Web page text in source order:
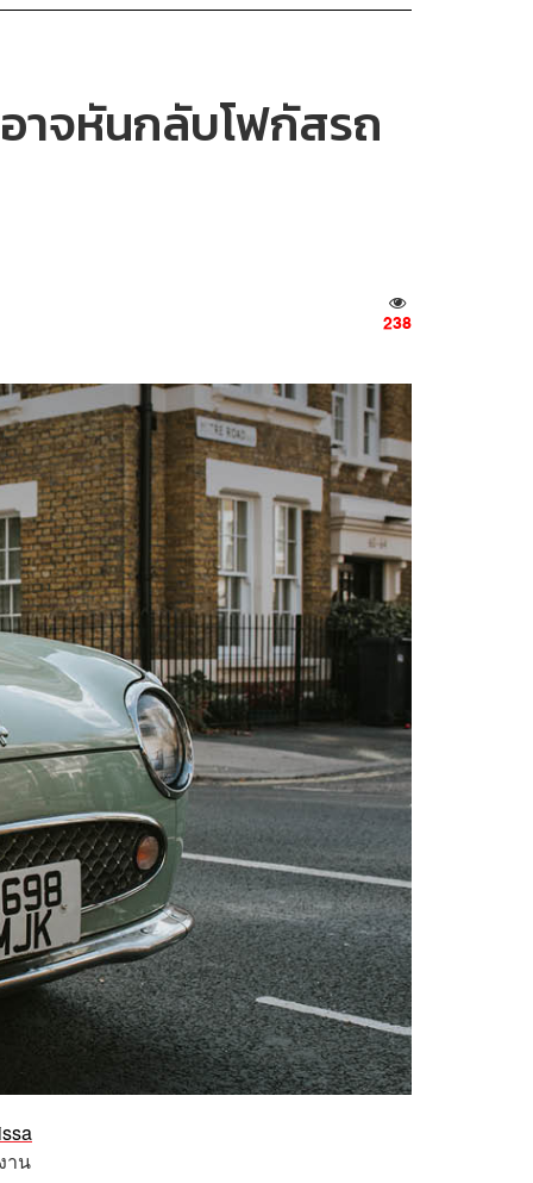
าจหันกลับโฟกัสรถ
238
าน